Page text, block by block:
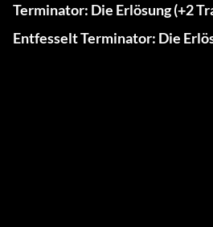
Terminator: Die Erlösung (+2
Entfesselt Terminator: Die